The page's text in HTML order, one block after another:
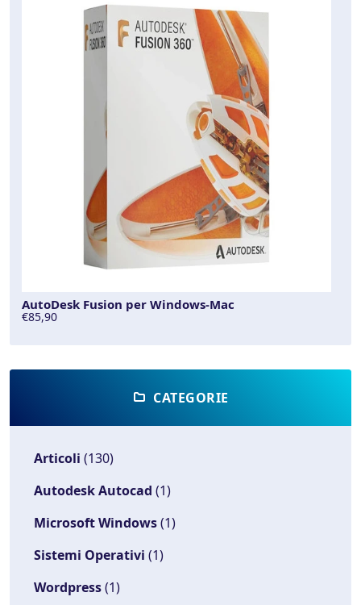
AutoDesk Fusion per Windows-Mac
€85,90
CATEGORIE
Articoli (130)
Autodesk Autocad (1)
Microsoft Windows(1)
Sistemi Operativi (1)
Wordpress(1)